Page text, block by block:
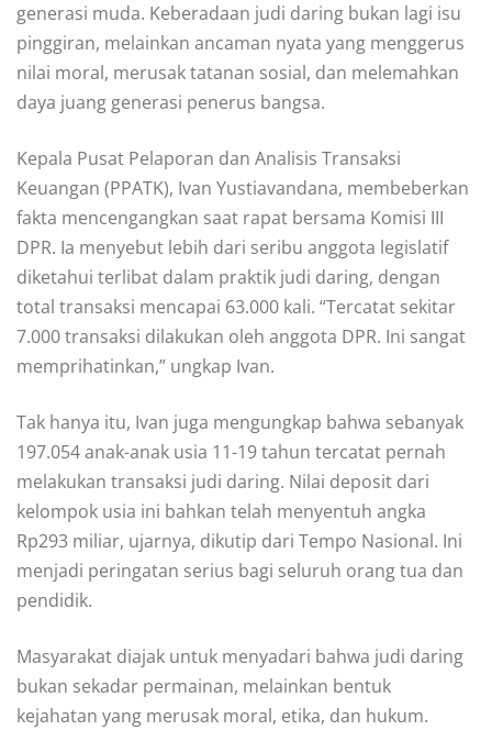
generasi muda. Keberadaan judi daring bukan lagi isu
pinggiran, melainkan ancaman nyata yang menggerus
nilai moral, merusak tatanan sosial, dan melemahkan
daya juang generasi penerus bangsa.
Kepala Pusat Pelaporan dan Analisis Transaksi
Keuangan (PPATK), Ivan Yustiavandana, membeberkan
fakta mencengangkan saat rapat bersama Komisi III
DPR. Ia menyebut lebih dari seribu anggota legislatif
diketahui terlibat dalam praktik judi daring, dengan
total transaksi mencapai 63.000 kali. “Tercatat sekitar
7.000 transaksi dilakukan oleh anggota DPR. Ini sangat
memprihatinkan,” ungkap Ivan.
Tak hanya itu, Ivan juga mengungkap bahwa sebanyak
197.054 anak-anak usia 11-19 tahun tercatat pernah
melakukan transaksi judi daring. Nilai deposit dari
kelompok usia ini bahkan telah menyentuh angka
Rp293 miliar, ujarnya, dikutip dari Tempo Nasional. Ini
menjadi peringatan serius bagi seluruh orang tua dan
pendidik.
Masyarakat diajak untuk menyadari bahwa judi daring
bukan sekadar permainan, melainkan bentuk
kejahatan yang merusak moral, etika, dan hukum.